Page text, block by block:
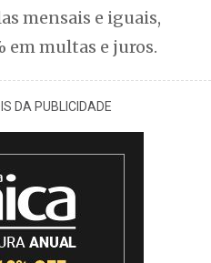
mensais e iguais,
em multas e juros.
DA PUBLICIDADE